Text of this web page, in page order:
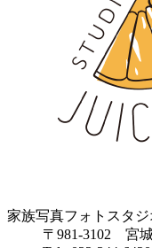
家族写真フォトスタ
〒981-3102 宮